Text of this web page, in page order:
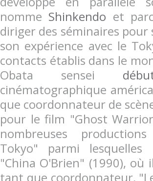
nomme Shinkendo et
diriger des séminaires pour
son expérience avec le
contacts établis dans le
Obata sensei
cinématographique
que coordonnateur de
pour le film "Ghost
nombreuses
Tokyo" parmi lesquelles
"China O'Brien" (1990), où
tant que coordonnateur,